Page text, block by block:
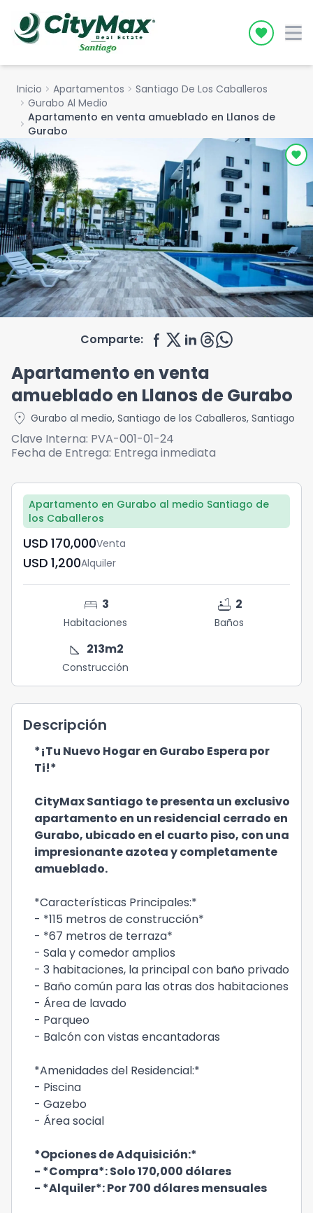
Icon
Inicio chevron_right Apartamentos chevron_right Santiago De Los Caballeros
chevron_right Gurabo Al Medio
chevron_right Apartamento en venta amueblado en Llanos de
Gurabo
Comparte:
Apartamento en venta
amueblado en Llanos de Gurabo
location_on Gurabo al medio, Santiago de los Caballeros, Santiago
Clave Interna: PVA-001-01-24
Fecha de Entrega: Entrega inmediata
Apartamento en Gurabo al medio Santiago de
los Caballeros
USD	170,000Venta
USD	1,200Alquiler
bed 3
Habitaciones
bathtub 2
Baños
square_foot 213m2
Construcción
Descripción
*¡Tu Nuevo Hogar en Gurabo Espera por
Ti!*
CityMax Santiago te presenta un exclusivo
apartamento en un residencial cerrado en
Gurabo, ubicado en el cuarto piso, con una
impresionante azotea y completamente
amueblado.
*Características Principales:*
- *115 metros de construcción*
- *67 metros de terraza*
- Sala y comedor amplios
- 3 habitaciones, la principal con baño privado
- Baño común para las otras dos habitaciones
- Área de lavado
- Parqueo
- Balcón con vistas encantadoras
*Amenidades del Residencial:*
- Piscina
- Gazebo
- Área social
*Opciones de Adquisición:*
- *Compra*: Solo 170,000 dólares
- *Alquiler*: Por 700 dólares mensuales